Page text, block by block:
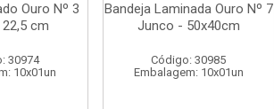
Ouro Nº 3
cm
30974
10x01un
Bandeja Laminada Ouro Nº 7
Junco - 50x40cm
Código: 30985
Embalagem: 10x01un